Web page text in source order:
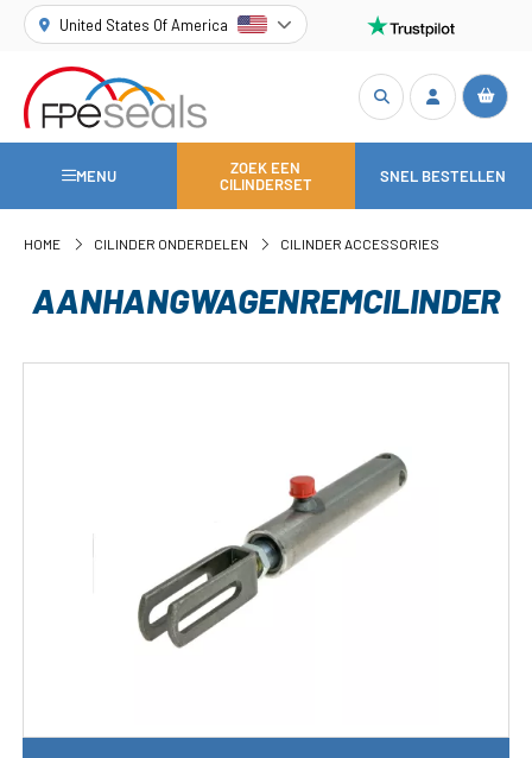
United States Of America
MENU
ZOEK EEN
CILINDERSET
SNEL BESTELLEN
HOME CILINDER ONDERDELEN CILINDER ACCESSORIES
AANHANGWAGENREMCILINDER